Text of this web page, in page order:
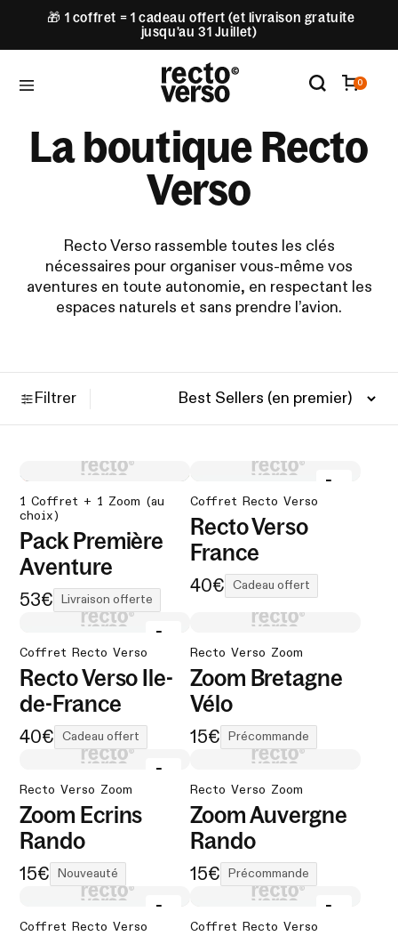
🎁 1 coffret = 1 cadeau offert (et livraison gratuite
jusqu'au 31 Juillet)
0
La boutique Recto
Verso
Recto Verso rassemble toutes les clés
nécessaires pour organiser vous-même vos
aventures en toute autonomie, en respectant les
espaces naturels et sans prendre l’avion.
Filtrer
1 Coffret + 1 Zoom (au
choix)
Pack Première
Aventure
53€ Livraison offerte
Coffret Recto Verso
Recto Verso
France
40€ Cadeau offert
Coffret Recto Verso
Recto Verso Ile-
de-France
40€ Cadeau offert
Recto Verso Zoom
Zoom Bretagne
Vélo
15€ Précommande
Recto Verso Zoom
Zoom Ecrins
Rando
15€ Nouveauté
Recto Verso Zoom
Zoom Auvergne
Rando
15€ Précommande
Coffret Recto Verso Coffret Recto Verso